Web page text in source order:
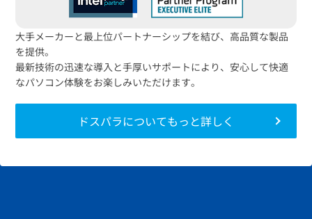
大手メーカーと最上位パートナーシップを結び、高品質な製品
を提供。
最新技術の迅速な導入と手厚いサポートにより、安心して快適
なパソコン体験をお楽しみいただけます。
ドスパラについてもっと詳しく